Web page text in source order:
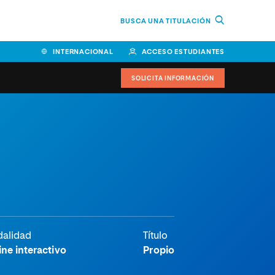
BUSCA UNA TITULACIÓN
INTERNACIONAL ACCESO ESTUDIANTES
Empresa
Escuela Superior de Ingeniería
y Tecnología (ESIT)
SOLICITA INFORMACIÓN
interactivo
Título
Propio